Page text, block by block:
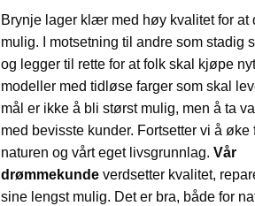
Brynje lager klær med høy kvalitet for at
mulig. I motsetning til andre som stadig
og legger til rette for at folk skal kjøpe
modeller med tidløse farger som skal
mål er ikke å bli størst mulig, men å ta
med bevisste kunder. Fortsetter vi å
naturen og vårt eget livsgrunnlag. Vår
drømmekunde verdsetter kvalitet,
sine lengst mulig. Det er bra, både for